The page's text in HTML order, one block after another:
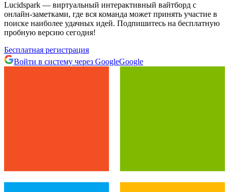
Lucidspark — виртуальный интерактивный вайтборд с
онлайн-заметками, где вся команда может принять участие в
поиске наиболее удачных идей. Подпишитесь на бесплатную
пробную версию сегодня!
Бесплатная регистрация
Войти в систему через GoogleGoogle